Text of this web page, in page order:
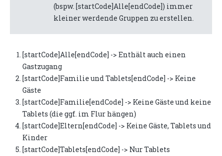
(bspw. [startCode]Alle[endCode]) immer
kleiner werdende Gruppen zu erstellen.
[startCode]Alle[endCode] -> Enthält auch einen
Gastzugang
[startCode]Familie und Tablets[endCode] -> Keine
Gäste
[startCode]Familie[endCode] -> Keine Gäste und keine
Tablets (die ggf. im Flur hängen)
[startCode]Eltern[endCode] -> Keine Gäste, Tablets und
Kinder
[startCode]Tablets[endCode] -> Nur Tablets